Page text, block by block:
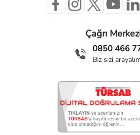
Çağrı
0850 466
Biz sizi